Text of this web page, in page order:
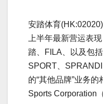
安踏体育
上半年最新营运表
踏、FILA、以及包
SPORT、
的“其他品牌”业务
Sports Corporation